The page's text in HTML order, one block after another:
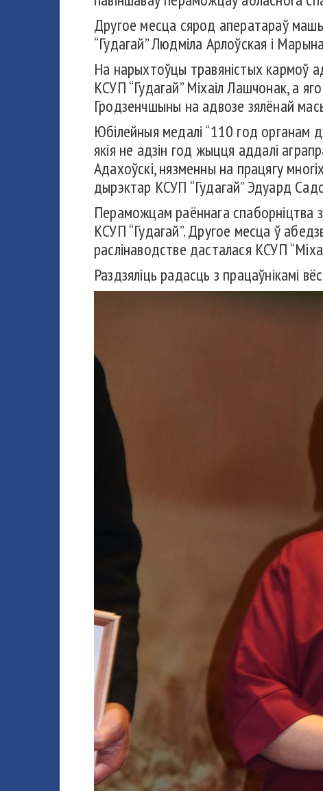
Другое месца сярод аператараў
“Гудагай” Людміла Арлоўская і
На нарыхтоўцы травяністых кармоў
КСУП “Гудагай” Міхаіл Лашчонак, а
Гродзенчшыны на адвозе зялёнай
Юбілейныя медалі “110 год органам
якія не адзін год жыцця аддалі
Адахоўскі, нязменны на працягу
дырэктар КСУП “Гудагай” Эдуард
Пераможцам раённага спаборніцтва
КСУП “Гудагай”. Другое месца ў
раслінаводстве дасталася КСУП
Раздзяліць радасць з працаўнікамі